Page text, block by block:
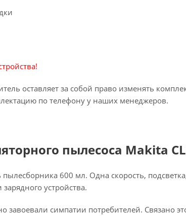
оставляет за собой право изменять
по телефону у наших менеджеров.
пылесоса Makita
600 мл. Одна скорость,
устройства.
завоевали симпатии потребителей. Связано